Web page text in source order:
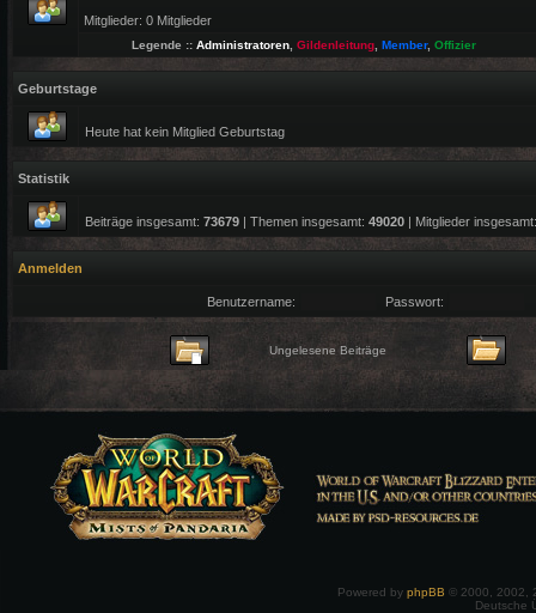
Mitglieder: 0 Mitglieder
Legende :: Administratoren Gildenleitung Member, Offizier
Geburtstage
Heute hat kein Mitglied Geburtstag
Statistik
Beiträge insgesamt: 73679 | Themen insgesamt: 49020 | Mitglieder
Anmelden
Benutzername: Passwort:
Ungelesene Beiträge
Powered by phpBB © 2000, 2002,
Deutsche